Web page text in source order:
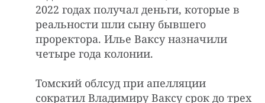
2022 годах получал деньги, которые в
реальности шли сыну бывшего
проректора. Илье Ваксу назначили
четыре года колонии.
Томский облсуд при апелляции
сократил Владимиру Ваксу срок до трех